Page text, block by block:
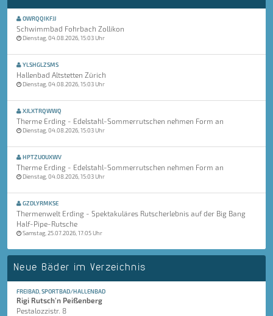
OWRQQIKFJJ
Schwimmbad Fohrbach Zollikon
Dienstag, 04.08.2026, 15:03 Uhr
YLSHGLZSMS
Hallenbad Altstetten Zürich
Dienstag, 04.08.2026, 15:03 Uhr
XJLXTRQWWQ
Therme Erding - Edelstahl-Sommerrutschen nehmen Form an
Dienstag, 04.08.2026, 15:03 Uhr
HPTZUOUXWV
Therme Erding - Edelstahl-Sommerrutschen nehmen Form an
Dienstag, 04.08.2026, 15:03 Uhr
GZDLYRMKSE
Thermenwelt Erding - Spektakuläres Rutscherlebnis auf der Big Bang
Half-Pipe-Rutsche
Samstag, 25.07.2026, 17:05 Uhr
Neue Bäder im Verzeichnis
FREIBAD, SPORTBAD/HALLENBAD
Rigi Rutsch'n Peißenberg
Pestalozzistr. 8